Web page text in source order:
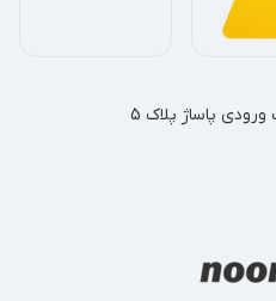
پاساژ پلاک 5